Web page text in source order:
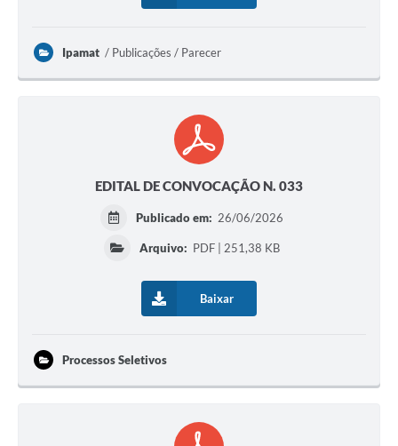
Ipamat Publicações / Parecer
EDITAL DE CONVOCAÇÃO N. 033
Publicado em: 26/06/2026
Arquivo: PDF | 251,38 KB
Baixar
Processos Seletivos